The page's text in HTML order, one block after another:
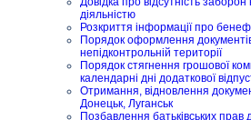
діяльністю
Розкриття інформації про
Порядок оформлення
непідконтрольній території
Порядок стягнення грошової
календарні дні додаткової
Отримання, відновлення
Донецьк, Луганськ
Позбавлення батьківських прав